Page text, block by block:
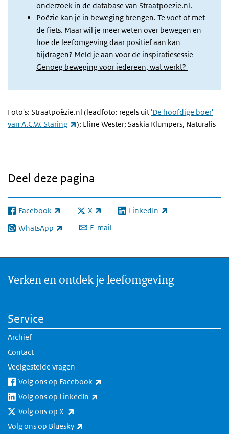
onderzoek in de database van Straatpoezie.nl.
Poëzie kan je in beweging brengen. Te voet of met
de fiets. Maar wil je meer weten over bewegen en
hoe de leefomgeving daar positief aan kan
bijdragen? Meld je aan voor de inspiratiesessie
Genoeg beweging voor iedereen, wat werkt?
Foto's: Straatpoëzie.nl (leadfoto: regels uit 'De hoofdige boer'
van A.C.W. Staring
(externe link)
); Eline Wester; Saskia Klumpers, Naturalis
Deel deze pagina
Facebook
(externe link) X
(externe link) LinkedIn
(externe link)
WhatsApp
(externe link) E-mail
Verken en ontdek je leefomgeving
Service
Archief
Contact
Veelgestelde vragen
Volg ons op Facebook
Volg ons op LinkedIn
Volg ons op X
Volg ons op Bluesky